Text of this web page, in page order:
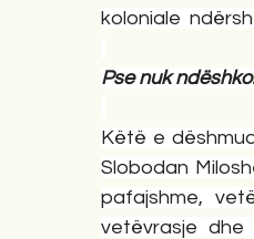
koloniale
Pse nuk
Këtë e
Slobodan
pafajshme,
vetëvrasje